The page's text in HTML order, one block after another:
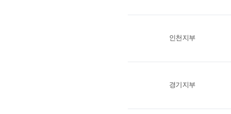
인천지부
경기지부